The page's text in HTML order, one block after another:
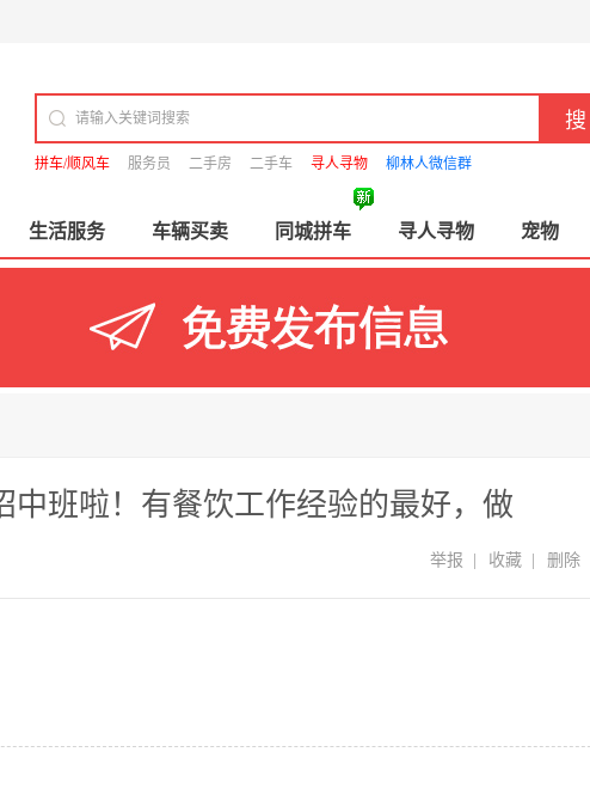
拼车/顺风车 服务员 二手房 二手车 寻人寻物 柳林人微信群
生活服务 车辆买卖 同城拼车 寻人寻物 宠物
中班啦！有餐饮工作经验的最好，做
删除
收藏
举报